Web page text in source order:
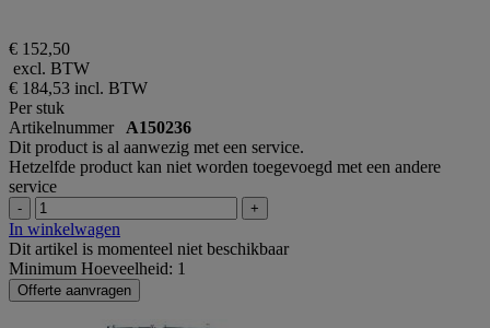
€ 152,50
excl. BTW
€ 184,53 incl. BTW
Per stuk
Artikelnummer A150236
Dit product is al aanwezig met een service.
Hetzelfde product kan niet worden toegevoegd met een andere
service
- +
In winkelwagen
Dit artikel is momenteel niet beschikbaar
Minimum Hoeveelheid: 1
Offerte aanvragen